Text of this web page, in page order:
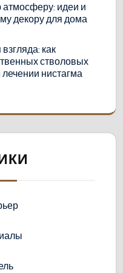
идеи и
декору для дома
как
стволовых
лечении нистагма